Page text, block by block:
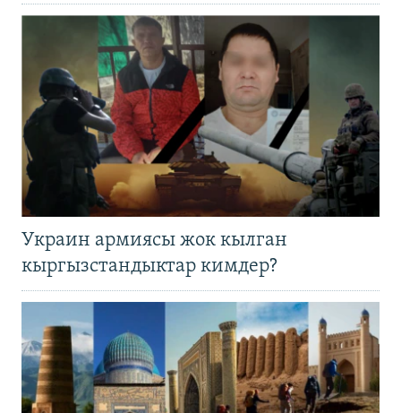
Украин армиясы жок кылган
кыргызстандыктар кимдер?